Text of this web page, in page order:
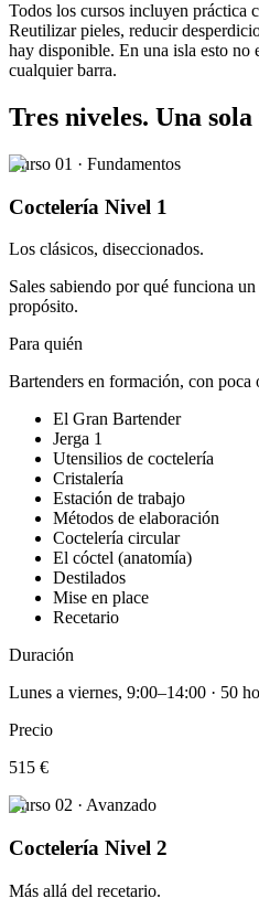
Todos los cursos incluyen práctica
Reutilizar pieles, reducir
hay disponible. En una isla esto no
cualquier barra.
Tres niveles. Una
Curso 01 · Fundamentos
Coctelería Nivel 1
Los clásicos, diseccionados.
Sales sabiendo por qué funciona
propósito.
Para quién
Bartenders en formación, con
El Gran Bartender
Jerga 1
Utensilios de coctelería
Cristalería
Estación de trabajo
Métodos de elaboración
Coctelería circular
El cóctel (anatomía)
Destilados
Mise en place
Recetario
Duración
Lunes a viernes, 9:00–14:00 · 50
Precio
515 €
Curso 02 · Avanzado
Coctelería Nivel 2
Más allá del recetario.